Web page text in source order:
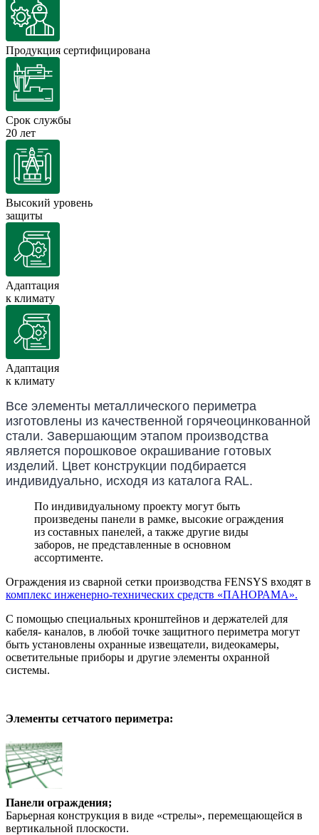
Продукция сертифицирована
Срок службы
20 лет
Высокий уровень
защиты
Адаптация
к климату
Адаптация
к климату
Все элементы металлического периметра
изготовлены из качественной горячеоцинкованной
стали. Завершающим этапом производства
является порошковое окрашивание готовых
изделий. Цвет конструкции подбирается
индивидуально, исходя из каталога RAL.
По индивидуальному проекту могут быть
произведены панели в рамке, высокие ограждения
из составных панелей, а также другие виды
заборов, не представленные в основном
ассортименте.
Ограждения из сварной сетки производства FENSYS входят в
комплекс инженерно-технических средств «ПАНОРАМА».
С помощью специальных кронштейнов и держателей для
кабеля- каналов, в любой точке защитного периметра могут
быть установлены охранные извещатели, видеокамеры,
осветительные приборы и другие элементы охранной
системы.
Элементы сетчатого периметра:
Панели ограждения;
Барьерная конструкция в виде «стрелы», перемещающейся в
вертикальной плоскости.